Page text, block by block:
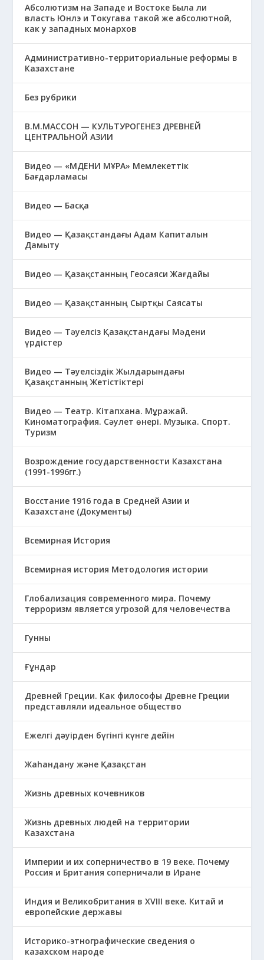
Абсолютизм на Западе и Востоке Была ли
власть Юнлэ и Токугава такой же абсолютной,
как у западных монархов
Административно-территориальные реформы в
Казахстане
Без рубрики
В.М.МАССОН — КУЛЬТУРОГЕНЕЗ ДРЕВНЕЙ
ЦЕНТРАЛЬНОЙ АЗИИ
Видео — «МӘДЕНИ МҰРА» Мемлекеттік
Бағдарламасы
Видео — Басқа
Видео — Қазақстандағы Адам Капиталын
Дамыту
Видео — Қазақстанның Геосаяси Жағдайы
Видео — Қазақстанның Сыртқы Саясаты
Видео — Тәуелсіз Қазақстандағы Мәдени
үрдістер
Видео — Тәуелсіздік Жылдарындағы
Қазақстанның Жетістіктері
Видео — Театр. Кітапхана. Мұражай.
Киноматография. Сәулет өнері. Музыка. Спорт.
Туризм
Возрождение государственности Казахстана
(1991-1996гг.)
Восстание 1916 года в Средней Азии и
Казахстане (Документы)
Всемирная История
Всемирная история Методология истории
Глобализация современного мира. Почему
терроризм является угрозой для человечества
Гунны
Ғұндар
Древней Греции. Как философы Древне Греции
представляли идеальное общество
Ежелгі дәуірден бүгінгі күнге дейін
Жаһандану және Қазақстан
Жизнь древных кочевников
Жизнь древных людей на территории
Казахстана
Империи и их соперничество в 19 веке. Почему
Россия и Британия соперничали в Иране
Индия и Великобритания в XVIII веке. Китай и
европейские державы
Историко-этнографические сведения о
казахском народе